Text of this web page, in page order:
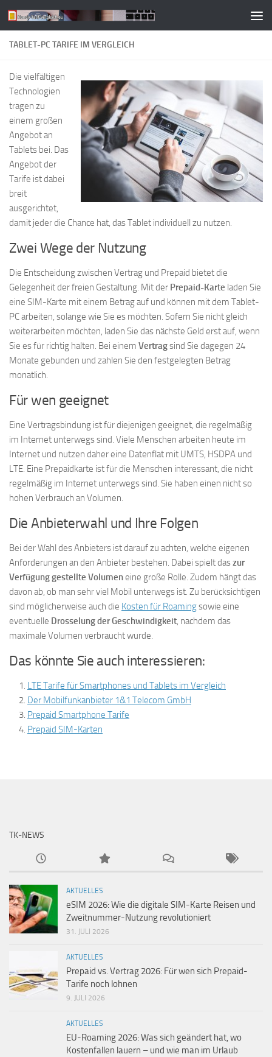
Zum Inhalt springen
TABLET-PC TARIFE IM VERGLEICH
Die vielfältigen
Technologien
tragen zu
einem großen
Angebot an
Tablets bei. Das
Angebot der
Tarife ist dabei
breit
ausgerichtet,
damit jeder die Chance hat, das Tablet individuell zu nutzen.
Zwei Wege der Nutzung
Die Entscheidung zwischen Vertrag und Prepaid bietet die
Gelegenheit der freien Gestaltung. Mit der Prepaid-Karte laden Sie
eine SIM-Karte mit einem Betrag auf und können mit dem Tablet-
PC arbeiten, solange wie Sie es möchten. Sofern Sie nicht gleich
weiterarbeiten möchten, laden Sie das nächste Geld erst auf, wenn
Sie es für richtig halten. Bei einem Vertragsind Sie dagegen 24
Monate gebunden und zahlen Sie den festgelegten Betrag
monatlich.
Für wen geeignet
Eine Vertragsbindung ist für diejenigen geeignet, die regelmäßig
im Internet unterwegs sind. Viele Menschen arbeiten heute im
Internet und nutzen daher eine Datenflat mit UMTS, HSDPA und
LTE. Eine Prepaidkarte ist für die Menschen interessant, die nicht
regelmäßig im Internet unterwegs sind. Sie haben einen nicht so
hohen Verbrauch an Volumen.
Die Anbieterwahl und Ihre Folgen
Bei der Wahl des Anbieters ist darauf zu achten, welche eigenen
Anforderungen an den Anbieter bestehen. Dabei spielt daszur
Verfügung gestellte Volumeneine große Rolle. Zudem hängt das
davon ab, ob man sehr viel Mobil unterwegs ist. Zu berücksichtigen
sind möglicherweise auch die Kosten für Roamingsowie eine
eventuelle Drosselung der Geschwindigkeit, nachdem das
maximale Volumen verbraucht wurde.
Das könnte Sie auch interessieren:
LTE Tarife für Smartphones und Tablets im Vergleich
Der Mobilfunkanbieter 1&1 Telecom GmbH
Prepaid Smartphone Tarife
Prepaid SIM-Karten
TK-NEWS
AKTUELLES
eSIM 2026: Wie die digitale SIM-Karte Reisen und
Zweitnummer-Nutzung revolutioniert
31. JULI 2026
AKTUELLES
Prepaid vs. Vertrag 2026: Für wen sich Prepaid-
Tarife noch lohnen
9. JULI 2026
AKTUELLES
EU-Roaming 2026: Was sich geändert hat, wo
Kostenfallen lauern – und wie man im Urlaub